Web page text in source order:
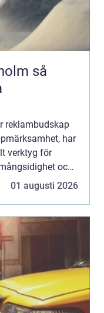
så
reklambudskap
har
verktyg för
och
01 augusti 2026